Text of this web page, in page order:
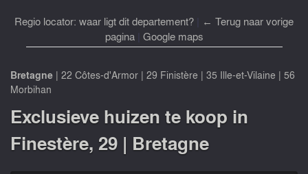
Regio locator: waar ligt dit departement?
← Terug naar vorige
pagina| Google maps
Bretagne | 22 Côtes-d'Armor | 29 Finistère | 35 Ille-et-Vilaine | 56
Morbihan
Exclusieve huizen te koop in
Finestère, 29 | Bretagne